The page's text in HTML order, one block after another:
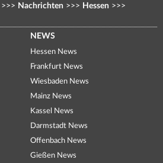
>>> Nachrichten >>> Hessen >>>
NEWS
Hessen News
Frankfurt News
Wiesbaden News
Mainz News
Kassel News
Darmstadt News
Offenbach News
Gießen News